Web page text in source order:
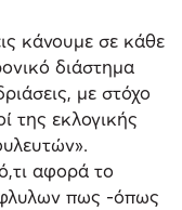
κάνουμε σε κάθε
διάστημα
με στόχο
της εκλογικής
αφορά το
πως -όπως